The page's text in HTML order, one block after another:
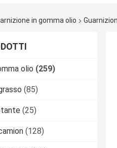
in gomma olio
olio (259)
(85)
(25)
(128)